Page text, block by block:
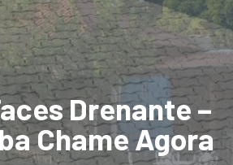
Drenante –
Chame Agora